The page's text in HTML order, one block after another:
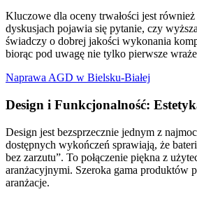
Kluczowe dla oceny trwałości jest
dyskusjach pojawia się pytanie, czy
świadczy o dobrej jakości wykonania
biorąc pod uwagę nie tylko pierwsze
Naprawa AGD w Bielsku-Białej
Design i Funkcjonalność:
Design jest bezsprzecznie jednym z
dostępnych wykończeń sprawiają, że
bez zarzutu”. To połączenie piękna z
aranżacyjnymi. Szeroka gama produktów
aranżacje.